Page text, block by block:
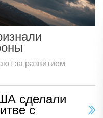
за развитием
сделали
с